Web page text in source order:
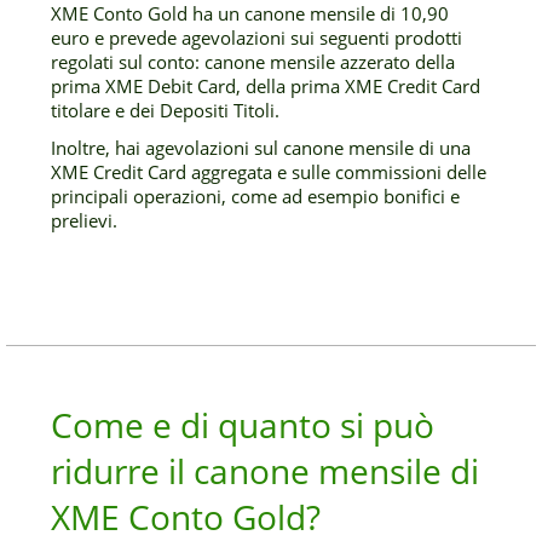
XME Conto Gold ha un canone mensile di 10,90
euro e prevede agevolazioni sui seguenti prodotti
regolati sul conto: canone mensile azzerato della
prima XME Debit Card, della prima XME Credit Card
titolare e dei Depositi Titoli.
Inoltre, hai agevolazioni sul canone mensile di una
XME Credit Card aggregata e sulle commissioni delle
principali operazioni, come ad esempio bonifici e
prelievi.
Come e di quanto si può
ridurre il canone mensile di
XME Conto Gold?